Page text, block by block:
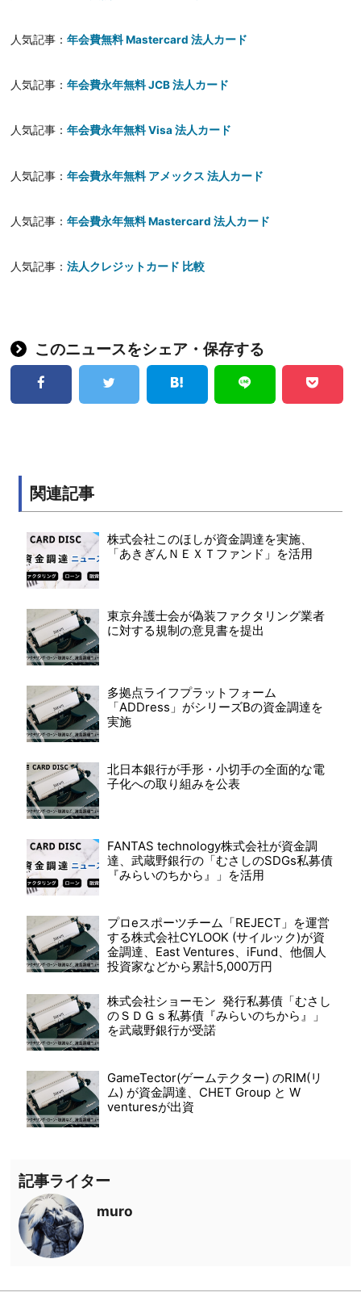
人気記事：年会費無料 Mastercard 法人カード
人気記事：年会費永年無料 JCB 法人カード
人気記事：年会費永年無料 Visa 法人カード
人気記事：年会費永年無料 アメックス 法人カード
人気記事：年会費永年無料 Mastercard 法人カード
人気記事：法人クレジットカード 比較
このニュースをシェア・保存する
関連記事
株式会社このほしが資金調達を実施、
「あきぎんＮＥＸＴファンド」を活用
東京弁護士会が偽装ファクタリング業者
に対する規制の意見書を提出
多拠点ライフプラットフォーム
「ADDress」がシリーズBの資金調達を
実施
北日本銀行が手形・小切手の全面的な電
子化への取り組みを公表
FANTAS technology株式会社が資金調
達、武蔵野銀行の「むさしのSDGs私募債
『みらいのちから』」を活用
プロeスポーツチーム「REJECT」を運営
する株式会社CYLOOK (サイルック)が資
金調達、East Ventures、iFund、他個人
投資家などから累計5,000万円
株式会社ショーモン 発行私募債「むさし
のＳＤＧｓ私募債『みらいのちから』」
を武蔵野銀行が受諾
GameTector(ゲームテクター) のRIM(リ
ム) が資金調達、CHET Group と W
venturesが出資
記事ライター
muro